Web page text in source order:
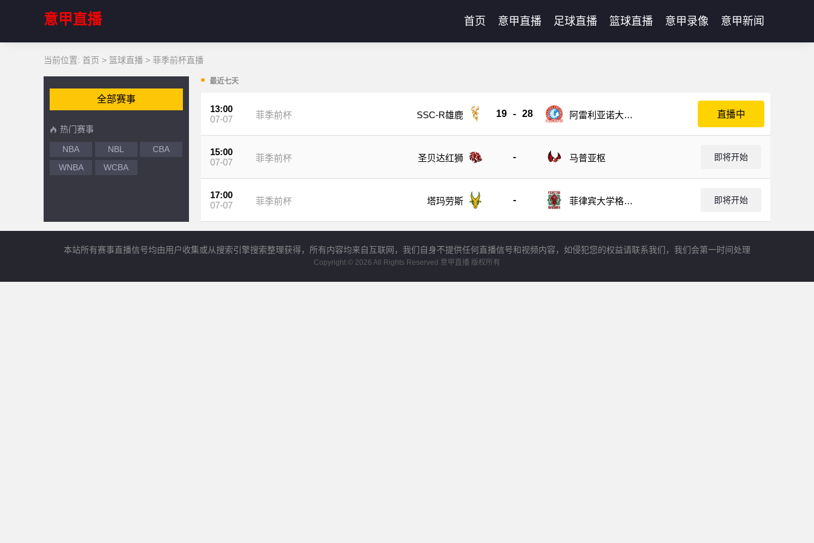
意甲直播 首页 意甲直播 足球直播 篮球直播 意甲录像 意甲新闻
当前位置: 首页 > 篮球直播 > 菲季前杯直播
全部赛事
热门赛事
NBA NBL
CBA
WNBA
WCBA
最近七天
13:00
07-07
菲季前杯 SSC-R雄鹿 19 - 28
阿雷利亚诺大学
直播中
15:00
07-07
菲季前杯 圣贝达红狮 - 马普亚枢 即将开始
17:00
07-07
菲季前杯 塔玛劳斯 -
菲律宾大学格斗
即将开始
本站所有赛事直播信号均由用户收集或从搜索引擎搜索整理获得，所有内容均来自互联网，我们自身不提供任何直播信号和视频内容，如侵犯您的权益请联系我们，我们会第一时间处理
Copyright © 2026 All Rights Reserved 意甲直播 版权所有